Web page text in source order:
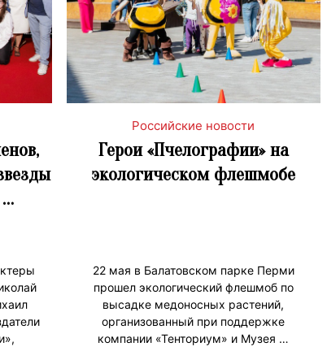
Российские новости
Герои «Пчелографии» на
экологическом флешмобе
22 мая в Балатовском парке Перми
прошел экологический флешмоб по
высадке медоносных растений,
организованный при поддержке
компании «Тенториум» и Музея …